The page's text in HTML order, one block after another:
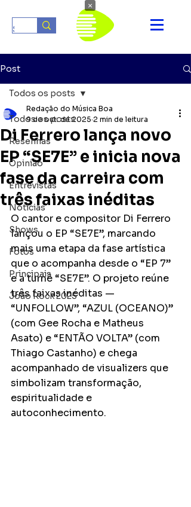
Post
Todos os posts
Resenhas
Opinião
Entrevistas
Notícias
Shows
Fotos
Principais
João Rock 2025
Todos os posts
Di Ferrero lança novo
EP “SE7E” e inicia nova
fase da carreira com
três faixas inéditas
Redação do Música Boa
9 de out. de 2025 2 min de leitura
O cantor e compositor Di Ferrero
lançou o EP “SE7E”, marcando
mais uma etapa da fase artística
que o acompanha desde o “EP 7”
e a turnê “SE7E”. O projeto reúne
três faixas inéditas —
“UNFOLLOW”, “AZUL (OCEANO)”
(com Gee Rocha e Matheus
Asato) e “ENTÃO VOLTA” (com
Thiago Castanho) e chega
acompanhado de visualizers que
simbolizam transformação,
espiritualidade e
autoconhecimento.
×